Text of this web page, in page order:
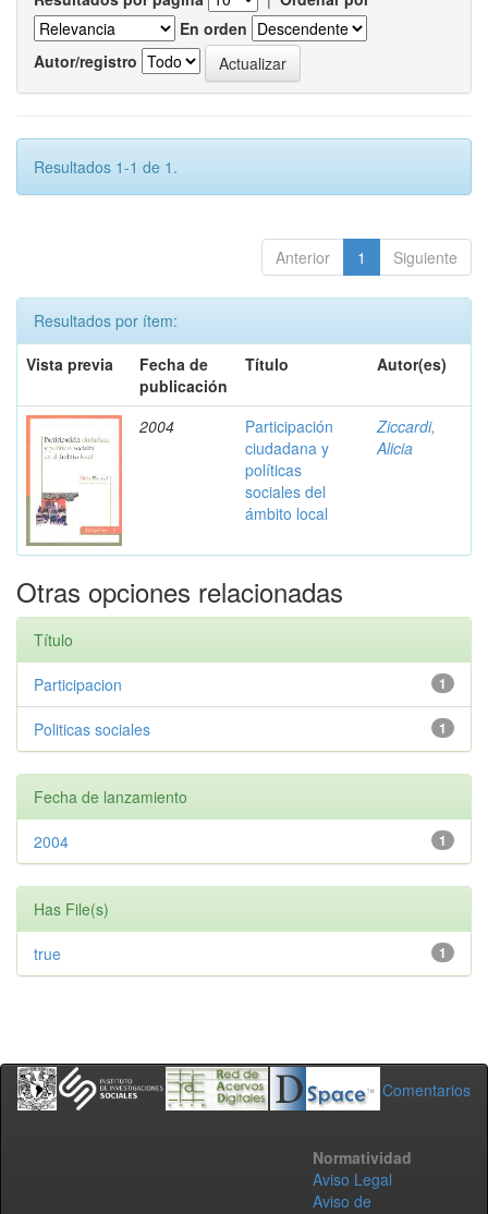
En orden
Autor/registro
Resultados 1-1 de 1.
Anterior 1 Siguiente
Resultados por ítem:
Vista previa
Fecha de
publicación
Título Autor(es)
2004
Participación
ciudadana y
políticas
sociales del
ámbito local
Ziccardi,
Alicia
Otras opciones relacionadas
Título
1
Participacion
1
Politicas sociales
Fecha de lanzamiento
1
2004
Has File(s)
1
true
Comentarios
Normatividad
Aviso Legal
Aviso de